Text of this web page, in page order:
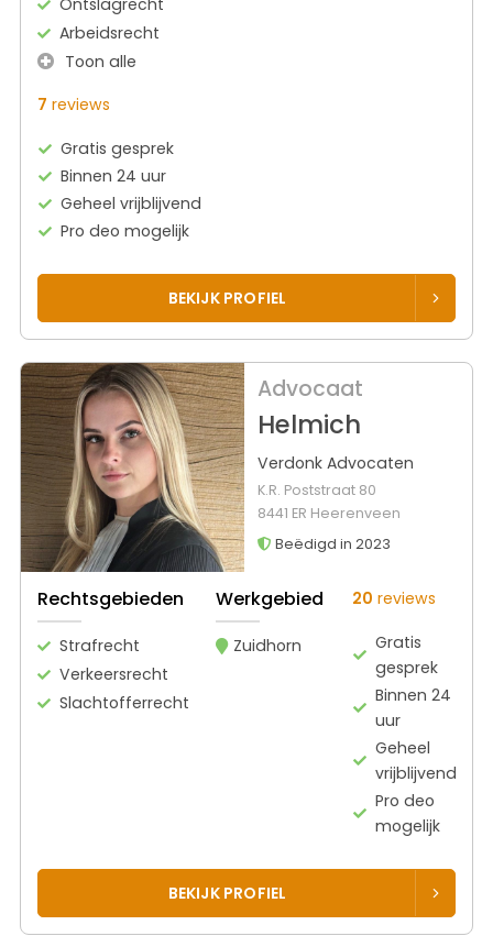
Arbeidsrecht
Toon alle
7 reviews
Gratis gesprek
Binnen 24 uur
Geheel vrijblijvend
Pro deo mogelijk
BEKIJK PROFIEL
Advocaat
Helmich
Verdonk Advocaten
K.R. Poststraat 80
8441 ER Heerenveen
Beëdigd in 2023
Rechtsgebieden
Strafrecht
Verkeersrecht
Slachtofferrecht
Werkgebied
Zuidhorn
20 reviews
Gratis
gesprek
Binnen 24
uur
Geheel
vrijblijvend
Pro deo
mogelijk
BEKIJK PROFIEL